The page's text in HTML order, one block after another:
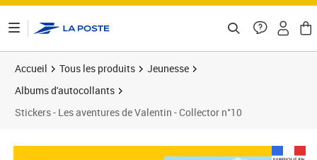
Accueil Tous les produits
Jeunesse
Albums d'autocollants
Stickers - Les aventures de Valentin - Collector n°10